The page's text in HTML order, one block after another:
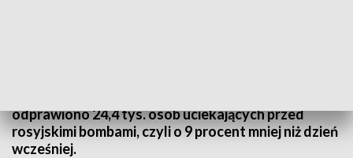
odprawiono 24,4 tys. osób uciekających przed
rosyjskimi bombami, czyli o 9 procent mniej niż dzień
wcześniej.